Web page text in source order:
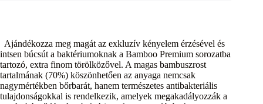
Ajándékozza meg magát az exkluzív kényelem érzésével és
intsen búcsút a baktériumoknak a Bamboo Premium sorozatba
tartozó, extra finom törölközővel. A magas bambuszrost
tartalmának (70%) köszönhetően az anyaga nemcsak
nagymértékben bőrbarát, hanem természetes antibakteriális
tulajdonságokkal is rendelkezik, amelyek megakadályozzák a